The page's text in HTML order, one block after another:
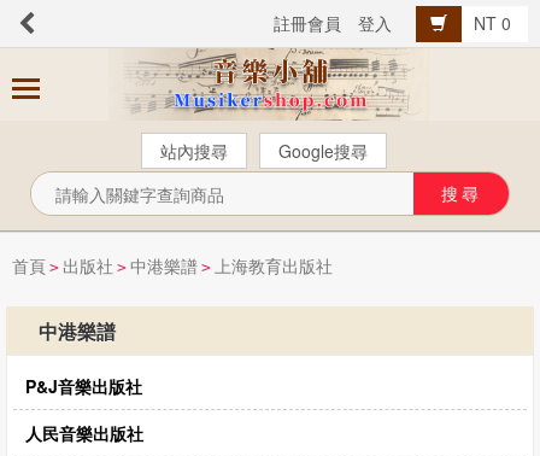
註冊會員 登入 NT 0
站內搜尋 Google搜尋
商
品
芬貝爾【中文版】
西樂曲譜
音樂叢書
Popular流行音樂
音樂考級
教材教具
首頁 > 出版社 > 中港樂譜 > 上海教育出版社
中港樂譜
P&J音樂出版社
人民音樂出版社